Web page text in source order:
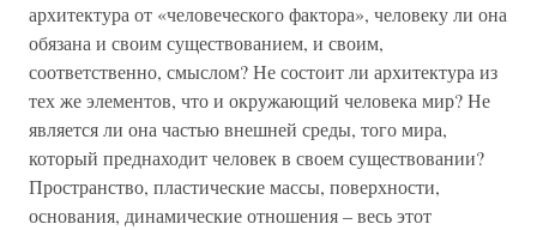
архитектура от «человеческого фактора», человеку ли она
обязана и своим существованием, и своим,
соответственно, смыслом? Не состоит ли архитектура из
тех же элементов, что и окружающий человека мир? Не
является ли она частью внешней среды, того мира,
который преднаходит человек в своем существовании?
Пространство, пластические массы, поверхности,
основания, динамические отношения – весь этот